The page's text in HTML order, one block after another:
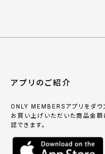
アプリのご紹介
ONLY MEMBERSアプリをダウ
お買い上げいただいた商品金額
認できます。